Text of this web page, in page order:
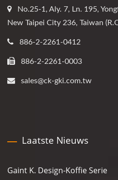
No.25-1, Aly. 7, Ln. 195,
New Taipei City 236, Taiwan
886-2-2261-0412
886-2-2261-0003
sales@ck-gki.com.tw
Laatste Nieuws
Gaint K. Design-Koffie Serie